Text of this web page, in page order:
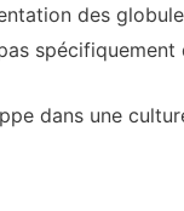
des
spécifiquement
dans une